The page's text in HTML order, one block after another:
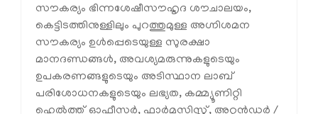
സൗകര്യം ഭിന്നശേഷീസൗഹൃദ ശൗചാലയം,
കെട്ടിടത്തിനുള്ളിലും പുറത്തുമുള്ള അഗ്നിശമന
സൗകര്യം ഉള്‍പ്പെടെയുള്ള സുരക്ഷാ
മാനദണ്ഡങ്ങള്‍, അവശ്യമരുന്നുകളുടെയും
ഉപകരണങ്ങളുടെയും അടിസ്ഥാന ലാബ്
പരിശോധനകളുടെയും ലഭ്യത, കമ്മ്യൂണിറ്റി
ഹെല്‍ത്ത് ഓഫീസര്‍, ഫാര്‍മസിസ്റ്റ്, അറ്റന്‍ഡര്‍ /